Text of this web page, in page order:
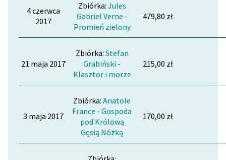
4 czerwca
2017
Zbiórka: Jules
Gabriel Verne -
Promień zielony
479,80 zł
21 maja 2017
Zbiórka: Stefan
Grabiński -
Klasztor i morze
215,00 zł
3 maja 2017
Zbiórka:Anatole
France - Gospoda
pod Królową
Gęsią Nóżką
170,00 zł